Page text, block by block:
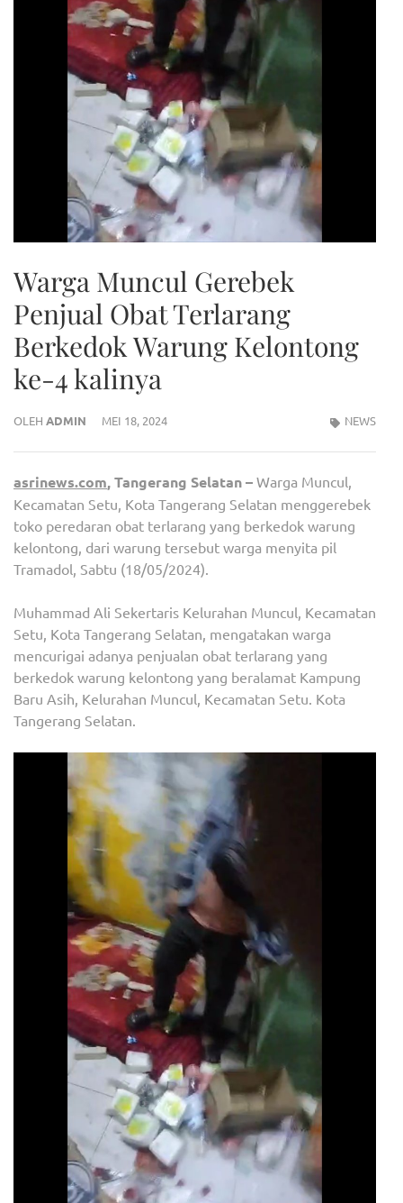
Warga Muncul Gerebek
Penjual Obat Terlarang
Berkedok Warung Kelontong
ke-4 kalinya
OLEH ADMIN MEI 18, 2024 NEWS
asrinews.com, Tangerang Selatan – Warga Muncul,
Kecamatan Setu, Kota Tangerang Selatan menggerebek
toko peredaran obat terlarang yang berkedok warung
kelontong, dari warung tersebut warga menyita pil
Tramadol, Sabtu (18/05/2024).
Muhammad Ali Sekertaris Kelurahan Muncul, Kecamatan
Setu, Kota Tangerang Selatan, mengatakan warga
mencurigai adanya penjualan obat terlarang yang
berkedok warung kelontong yang beralamat Kampung
Baru Asih, Kelurahan Muncul, Kecamatan Setu. Kota
Tangerang Selatan.